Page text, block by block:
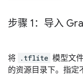
步骤 1：导入
将 .tflite 模型文
的资源目录下。指定